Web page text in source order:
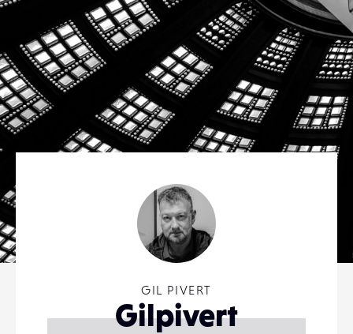
GIL PIVERT
Gilpivert